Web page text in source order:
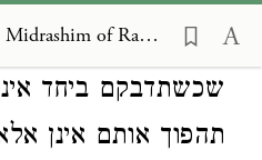
Otzar Midrashim, Midrashim of Rabbi Akiba, Aleph Bet of Rabbi Akiba (Version 1)
בבראשית וסיים
שכשתדבקם ביחד
תהפוך אותם אינן